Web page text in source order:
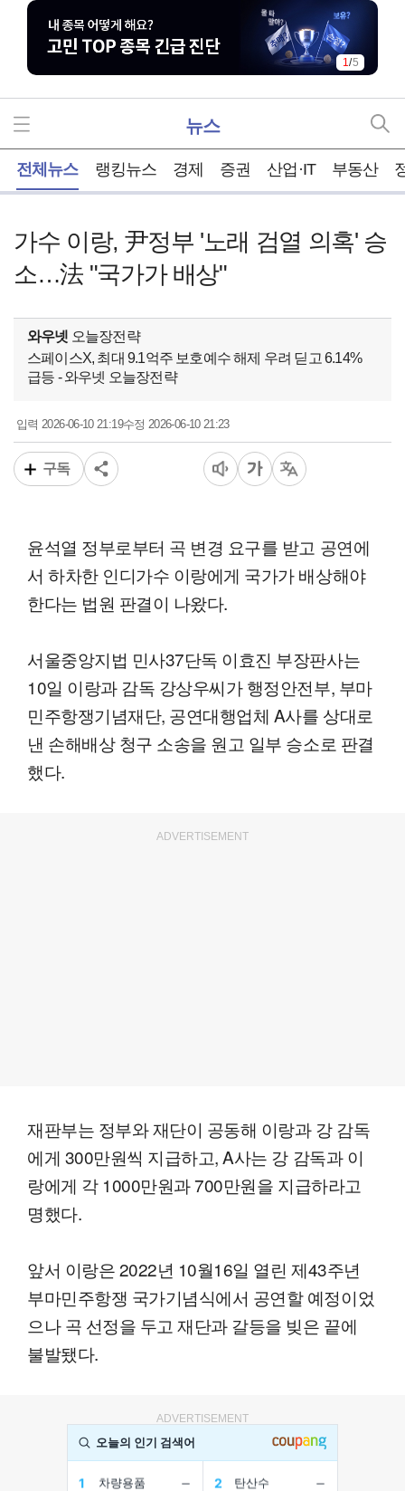
1/5
뉴스
전체뉴스 랭킹뉴스 경제 증권 산업·IT 부동산
가수 이랑, 尹정부 '노래 검열 의혹' 승
소…法 "국가가 배상"
와우넷 오늘장전략
스페이스X, 최대 9.1억주 보호예수 해제 우려 딛고 6.14%
급등 - 와우넷 오늘장전략
입력2026-06-10 21:19수정 2026-06-10 21:23
구독
윤석열 정부로부터 곡 변경 요구를 받고 공연에
서 하차한 인디가수 이랑에게 국가가 배상해야
한다는 법원 판결이 나왔다.
서울중앙지법 민사37단독 이효진 부장판사는
10일 이랑과 감독 강상우씨가 행정안전부, 부마
민주항쟁기념재단, 공연대행업체 A사를 상대로
낸 손해배상 청구 소송을 원고 일부 승소로 판결
했다.
ADVERTISEMENT
재판부는 정부와 재단이 공동해 이랑과 강 감독
에게 300만원씩 지급하고, A사는 강 감독과 이
랑에게 각 1000만원과 700만원을 지급하라고
명했다.
앞서 이랑은 2022년 10월16일 열린 제43주년
부마민주항쟁 국가기념식에서 공연할 예정이었
으나 곡 선정을 두고 재단과 갈등을 빚은 끝에
불발됐다.
ADVERTISEMENT